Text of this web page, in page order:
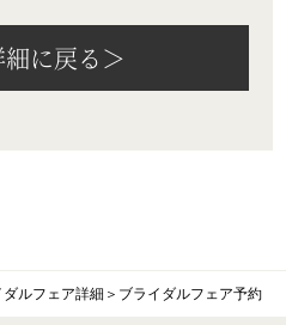
に戻る＞
ダルフェア詳細 ＞ ブライダルフェア予約